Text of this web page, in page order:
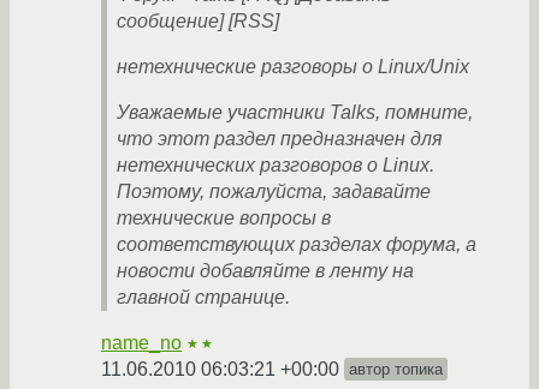
сообщение] [RSS]
нетехнические разговоры о Linux/Unix
Уважаемые участники Talks, помните,
что этот раздел предназначен для
нетехнических разговоров о Linux.
Поэтому, пожалуйста, задавайте
технические вопросы в
соответствующих разделах форума, а
новости добавляйте в ленту на
главной странице.
name_no ★★
11.06.2010 06:03:21 +00:00 автор топика